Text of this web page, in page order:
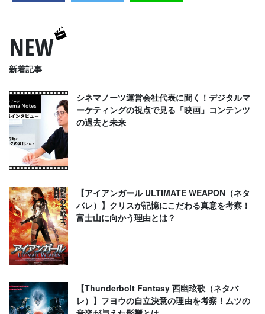
NEW
新着記事
シネマノーツ運営会社代表に聞く！デジタルマ
ーケティングの視点で見る「映画」コンテンツ
の過去と未来
【アイアンガール ULTIMATE WEAPON（ネタ
バレ）】クリスが記憶にこだわる真意を考察！
富士山に向かう理由とは？
【Thunderbolt Fantasy 西幽玹歌（ネタバ
レ）】フヨウの自立決意の理由を考察！ムツの